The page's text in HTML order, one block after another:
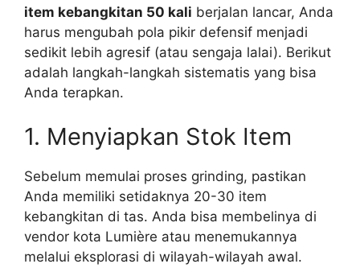
item kebangkitan 50 kali berjalan lancar, Anda
harus mengubah pola pikir defensif menjadi
sedikit lebih agresif (atau sengaja lalai). Berikut
adalah langkah-langkah sistematis yang bisa
Anda terapkan.
1. Menyiapkan Stok Item
Sebelum memulai proses grinding, pastikan
Anda memiliki setidaknya 20-30 item
kebangkitan di tas. Anda bisa membelinya di
vendor kota Lumière atau menemukannya
melalui eksplorasi di wilayah-wilayah awal.